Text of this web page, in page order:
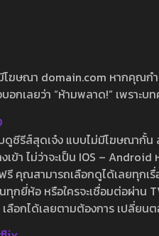
โฆษณา domain.com หากคุณก
อกเลยว่า “ห้ามพลาด!” เพราะ
ดูซีรีส์สุดเจ๋ง แบบไม่มีโฆษณากั้
ข้า ไม่ว่าจะเป็น IOS –
รี คุณสามารถเลือกดูได้เลยทุกเ
กยี่ห้อ หรือใครจะเชื่อมต่อผ่าน
ลือกได้เลยตามต้องการ เปลี่ยน